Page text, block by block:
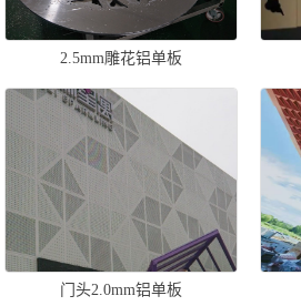
2.5mm雕花铝单板
门头2.0mm铝单板